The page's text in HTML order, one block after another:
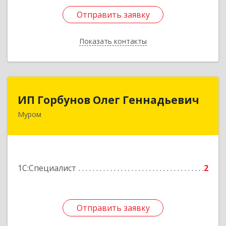
Отправить заявку
Показать контакты
Отправить заявку
Назад
ИП Горбунов Олег Геннадьевич
Муром
1С:Специалист 2
Отправить заявку
ИП Горбунов Олег Геннадьевич
602257, Владимирская обл, Муром г, Совхозная
Отправить заявку